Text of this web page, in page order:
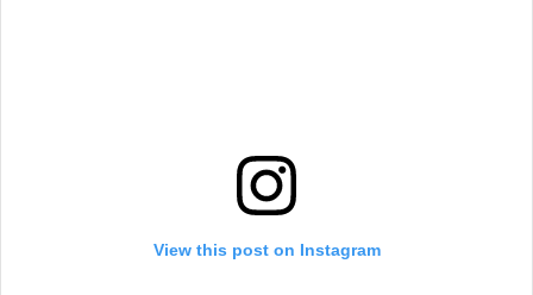
View this post on Instagram